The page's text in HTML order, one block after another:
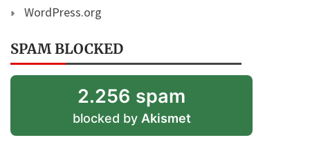
WordPress.org
SPAM BLOCKED
2.256 spam
blocked by Akismet